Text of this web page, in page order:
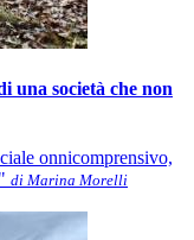
una società che non
onnicomprensivo,
di Marina Morelli